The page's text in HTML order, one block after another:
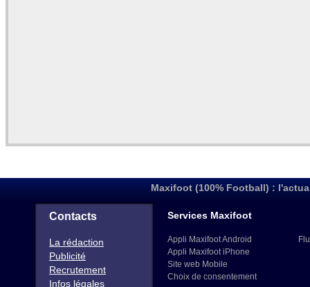
Maxifoot (100% Football) :
Contacts
La rédaction
Publicité
Recrutement
Infos légales
Services Maxifoot
Appli Maxifoot Android
Appli Maxifoot iPhone
Site web Mobile
Choix de consentement